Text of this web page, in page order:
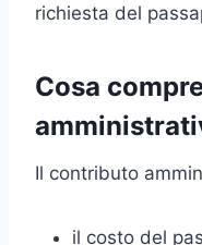
richiesta del
Cosa
Il contributo
il costo del